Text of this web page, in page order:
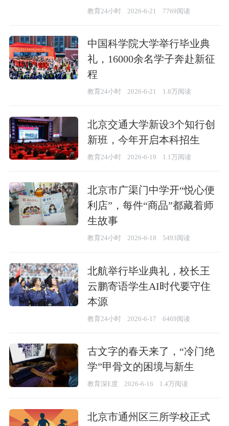
教育24小时 2026-6-21 7769阅读
中国科学院大学举行毕业典
礼，16000余名学子奔赴新征
程
教育24小时 2026-6-21 1.8万阅读
北京交通大学新设3个知行创
新班，今年开启本科招生
教育24小时 2026-6-19 1.1万阅读
北京市广渠门中学开“悦心便
利店”，每件“商品”都藏着师
生故事
教育24小时 2026-6-18 5493阅读
北航举行毕业典礼，校长王
云鹏寄语学生AI时代要守住
本源
教育24小时 2026-6-17 6469阅读
古文字的春天来了，“冷门绝
学”甲骨文的困境与新生
教育深E度 2026-6-16 1.4万阅读
北京市通州区三所学校正式